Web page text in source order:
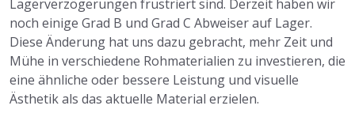
Lagerverzögerungen frustriert sind. Derzeit haben wir
noch einige Grad B und Grad C Abweiser auf Lager.
Diese Änderung hat uns dazu gebracht, mehr Zeit und
Mühe in verschiedene Rohmaterialien zu investieren, die
eine ähnliche oder bessere Leistung und visuelle
Ästhetik als das aktuelle Material erzielen.